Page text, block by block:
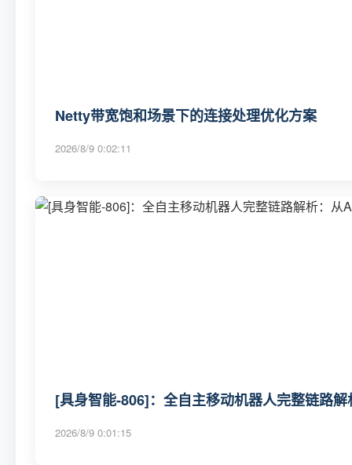
Netty带宽饱和场景下的连接处理优化方案
2026/8/9 0:02:11
[具身智能-806]：全自主移动机器人完整链路
2026/8/9 0:01:15